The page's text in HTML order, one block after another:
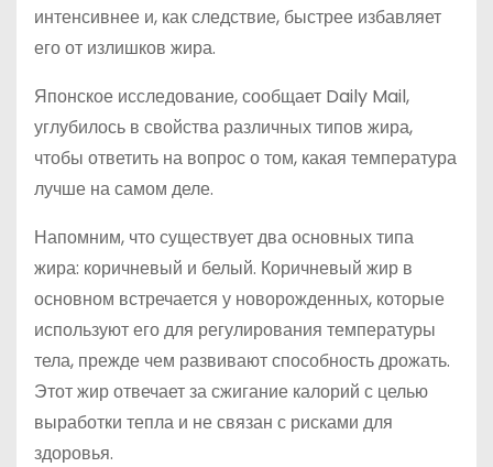
интенсивнее и, как следствие, быстрее избавляет
его от излишков жира.
Японское исследование, сообщает Daily Mail,
углубилось в свойства различных типов жира,
чтобы ответить на вопрос о том, какая температура
лучше на самом деле.
Напомним, что существует два основных типа
жира: коричневый и белый. Коричневый жир в
основном встречается у новорожденных, которые
используют его для регулирования температуры
тела, прежде чем развивают способность дрожать.
Этот жир отвечает за сжигание калорий с целью
выработки тепла и не связан с рисками для
здоровья.